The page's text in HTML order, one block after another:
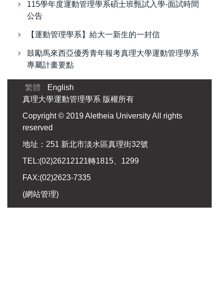
115學年度運動管理學系碩士班甄試入學-面試時間
公告
【運動管理學系】給大一新生的一封信
鼓勵馬來西亞優秀青年報考真理大學運動管理學系
專屬計畫要點
繁體
English
真理大學運動管理學系 版權所有
Copyright © 2019 Aletheia University All rights
reserved
地址：251 新北市淡水區真理街32號
TEL:(02)26212121轉1815、1299
FAX:(02)2623-7335
(網站管理)